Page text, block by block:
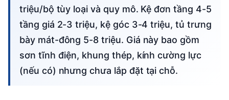
triệu/bộ tùy loại và quy mô. Kệ đơn tầng 4-5
tầng giá 2-3 triệu, kệ góc 3-4 triệu, tủ trưng
bày mát-đông 5-8 triệu. Giá này bao gồm
sơn tĩnh điện, khung thép, kính cường lực
(nếu có) nhưng chưa lắp đặt tại chỗ.